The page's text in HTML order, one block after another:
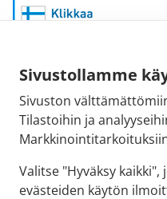
Sivustollamme
Sivuston
Tilastoihin ja
Valitse "Hyväksy kaikki",
evästeiden käytön
Sähköpostiosoite:
kirjaamo@fimea.fi
Fimean vaihde:
029 522 3341